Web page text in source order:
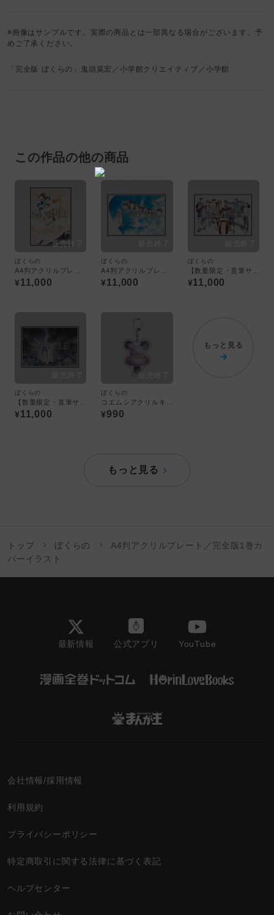
※画像はサンプルです。実際の商品とは一部異なる場合がございます。予
めご了承ください。
「完全版 ぼくらの」鬼頭莫宏／小学館クリエイティブ／小学館
この作品の他の商品
ぼくらの
¥11,000
ぼくらの
¥11,000
ぼくらの
¥11,000
ぼくらの
¥11,000
ぼくらの
¥990
もっと見る
もっと見る
トップ ぼくらの
A4判アクリルプレート／完全版1巻カ
バーイラスト
最新情報 公式アプリ YouTube
会社情報/採用情報
利用規約
プライバシーポリシー
特定商取引に関する法律に基づく表記
ヘルプセンター